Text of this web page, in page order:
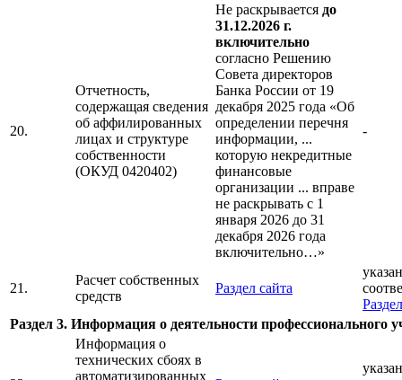
20.
Отчетность,
содержащая сведения
об аффилированных
лицах и структуре
собственности
(ОКУД 0420402)
Не раскрывается до
31.12.2026 г.
включительно
согласно Решению
Совета директоров
Банка России от 19
декабря 2025 года «Об
определении перечня
информации, ...
которую некредитные
финансовые
организации ... вправе
не раскрывать с 1
января 2026 до 31
декабря 2026 года
включительно…»
-
21.
Расчет собственных
средств
Раздел сайта
Раздел 3. Информация о деятельности профессионального
Информация о
технических сбоях в
автоматизированных